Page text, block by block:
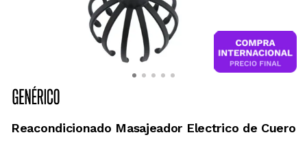
Reacondicionado Masajeador Electrico de Cuero